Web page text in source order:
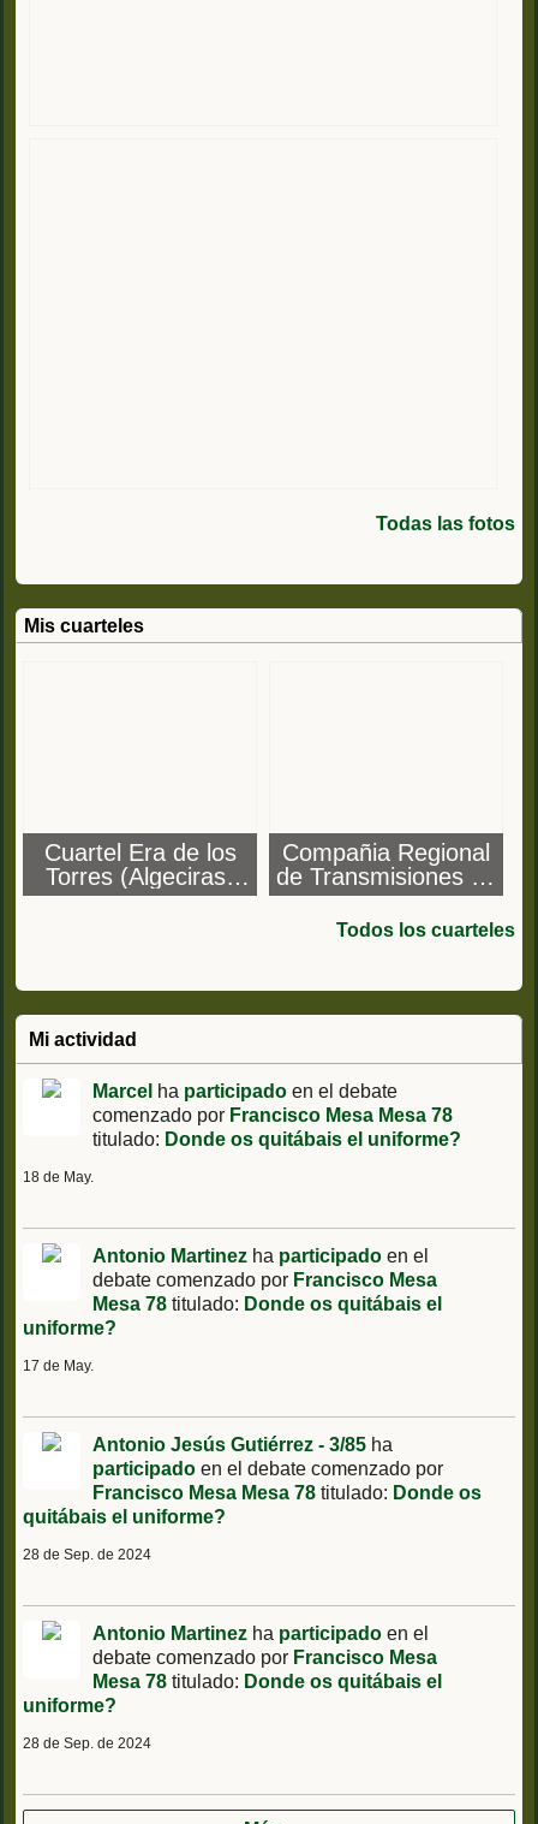
Todas las fotos
Mis cuarteles
Cuartel Era de los
Torres (Algeciras)
Compañía Regional
Compañia Regional
de Transmisiones de
la 2ª R.M.,4ª Secc.de
Algeciras
Todos los cuarteles
Mi actividad
Marcel ha participado en el debate
comenzado por Francisco Mesa Mesa 78
titulado: Donde os quitábais el uniforme?
18 de May.
Antonio Martinez ha participado en el
debate comenzado por Francisco Mesa
Mesa 78 titulado: Donde os quitábais el
uniforme?
17 de May.
Antonio Jesús Gutiérrez - 3/85 ha
participado en el debate comenzado por
Francisco Mesa Mesa 78 titulado: Donde os
quitábais el uniforme?
28 de Sep. de 2024
Antonio Martinez ha participado en el
debate comenzado por Francisco Mesa
Mesa 78 titulado: Donde os quitábais el
uniforme?
28 de Sep. de 2024